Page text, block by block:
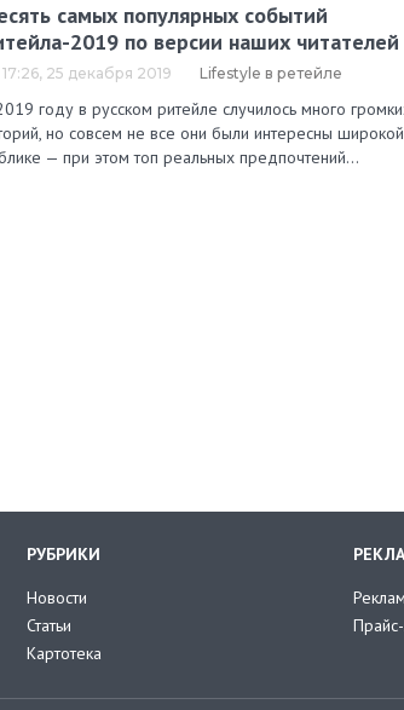
самых популярных событий
2019 по версии наших читателей
17:26, 25 декабря 2019 Lifestyle в ретейле
году в русском ритейле случилось много
но совсем не все они были интересны широкой
— при этом топ реальных предпочтений…
РУБРИКИ
Новости
Статьи
Картотека